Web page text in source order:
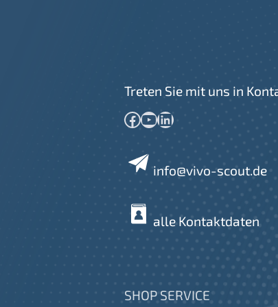
Treten Sie mit uns in
Facebook YouTube LinkedIn
info@vivo-scout.de
alle Kontaktdaten
SHOP SERVICE